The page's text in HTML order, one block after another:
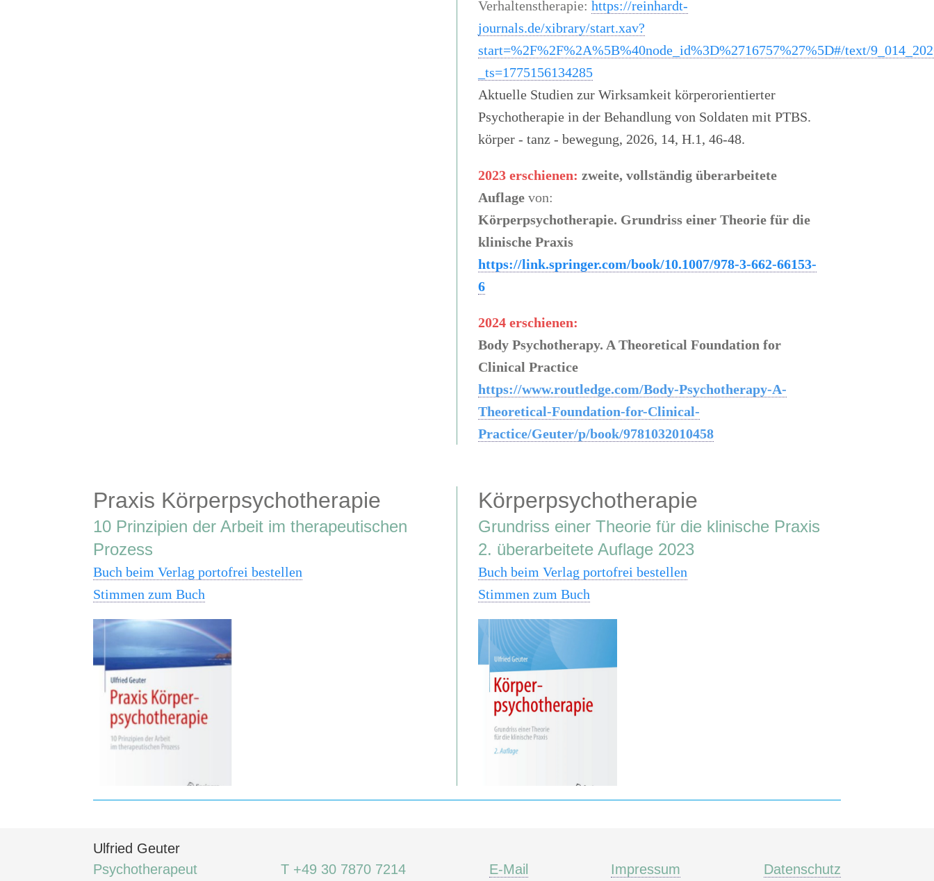
Verhaltenstherapie: https://reinhardt-
journals.de/xibrary/start.xav?
start=%2F%2F%2A%5B%40node_id%3D%2716757%27%5D#/text/
_ts=1775156134285
Aktuelle Studien zur Wirksamkeit körperorientierter
Psychotherapie in der Behandlung von Soldaten mit PTBS.
körper - tanz - bewegung, 2026, 14, H.1, 46-48.
2023 erschienen: zweite, vollständig überarbeitete
Auflagevon:
Körperpsychotherapie. Grundriss einer Theorie für die
klinische Praxis
https://link.springer.com/book/10.1007/978-3-662-66153-
6
2024 erschienen:
Body Psychotherapy. A Theoretical Foundation for
Clinical Practice
https://www.routledge.com/Body-Psychotherapy-A-
Theoretical-Foundation-for-Clinical-
Practice/Geuter/p/book/9781032010458
Praxis Körperpsychotherapie
10 Prinzipien der Arbeit im therapeutischen
Prozess
Buch beim Verlag portofrei bestellen
Stimmen zum Buch
Körperpsychotherapie
Grundriss einer Theorie für die klinische Praxis
2. überarbeitete Auflage 2023
Buch beim Verlag portofrei bestellen
Stimmen zum Buch
Ulfried Geuter
Psychotherapeut
T +49 30 7870 7214 E-Mail Impressum Datenschutz